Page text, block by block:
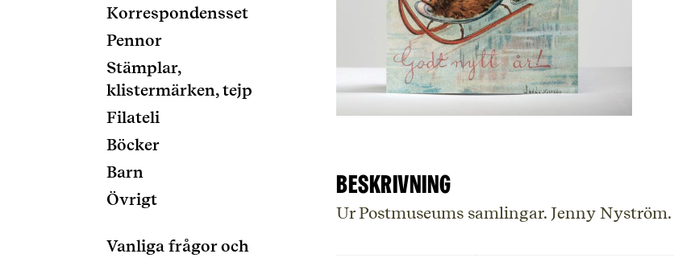
Beskrivning
Ur Postmuseums samlingar. Jenny Nyström.
Korrespondensset
Pennor
Stämplar,
klistermärken, tejp
Filateli
Böcker
Barn
Övrigt
Vanliga frågor och